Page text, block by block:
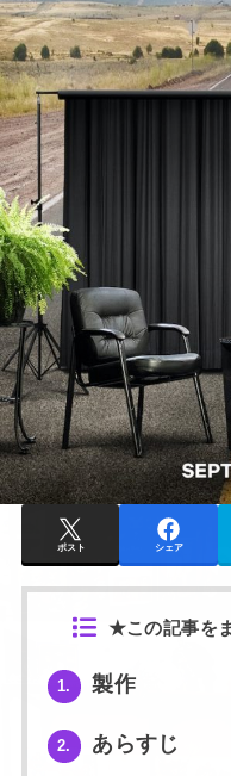
ポスト シェア
★この記事を
1. 製作
2. あらすじ